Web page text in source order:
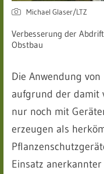
Michael Glaser/LTZ
Verbesserung der
Obstbau
Die Anwendung
aufgrund der damit
nur noch mit
erzeugen als
Einsatz